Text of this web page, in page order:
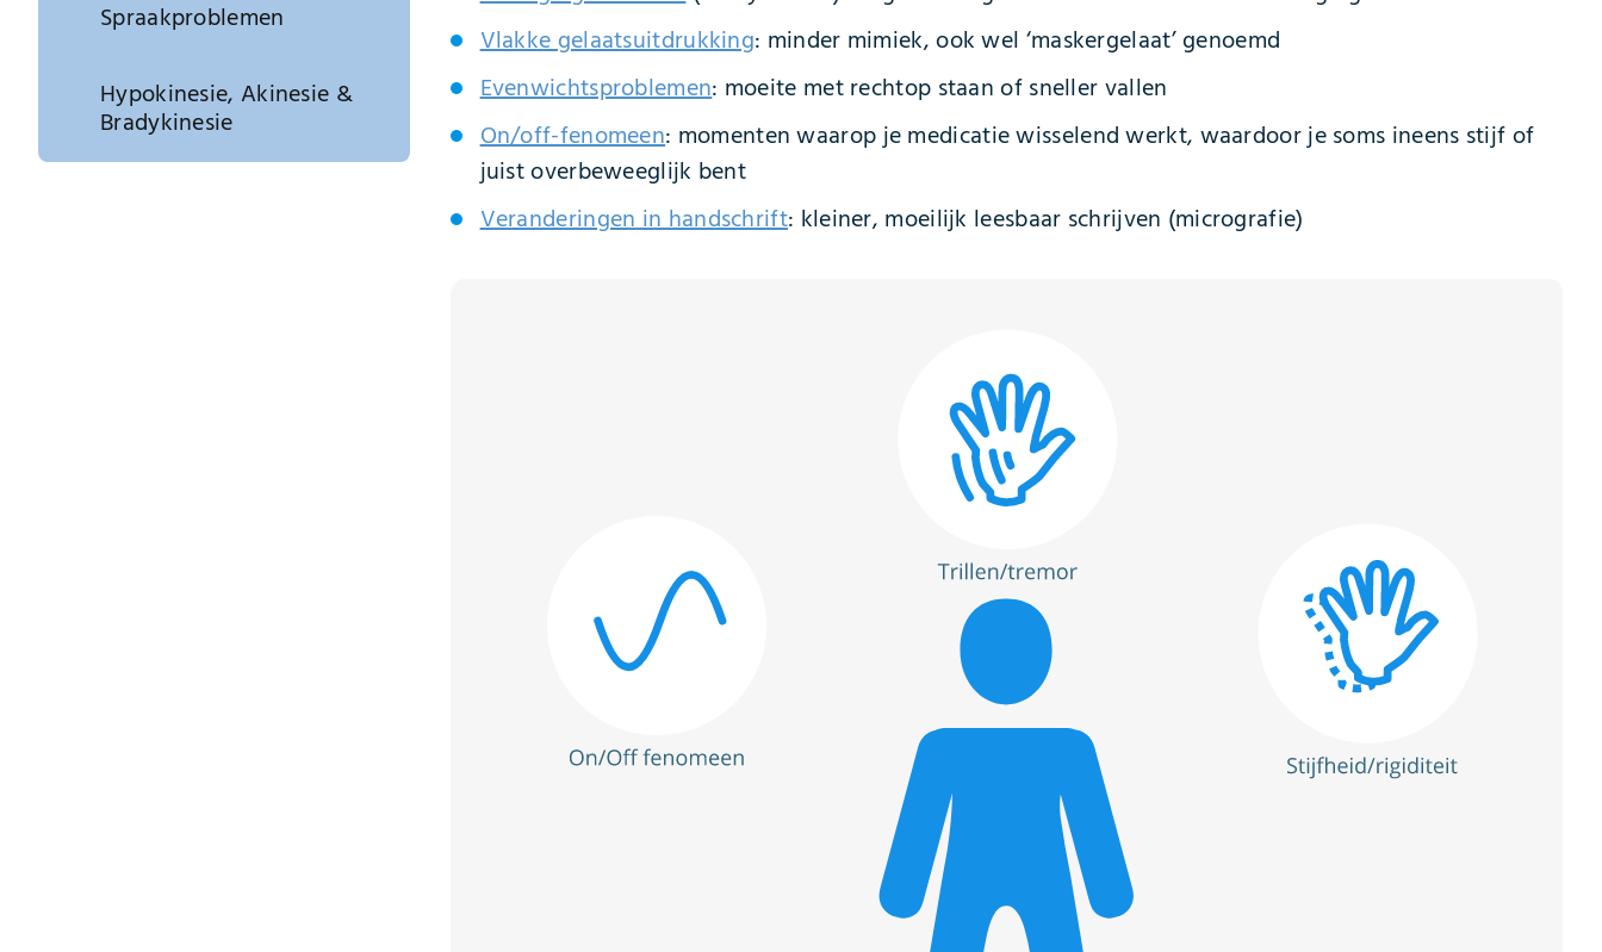
Spraakproblemen
Hypokinesie, Akinesie &
Bradykinesie
Vlakke gelaatsuitdrukking: minder mimiek, ook wel ‘maskergelaat’ genoemd
Evenwichtsproblemen: moeite met rechtop staan of sneller vallen
On/off-fenomeen: momenten waarop je medicatie wisselend werkt, waardoor je soms ineens stijf of
juist overbeweeglijk bent
Veranderingen in handschrift: kleiner, moeilijk leesbaar schrijven (micrografie)